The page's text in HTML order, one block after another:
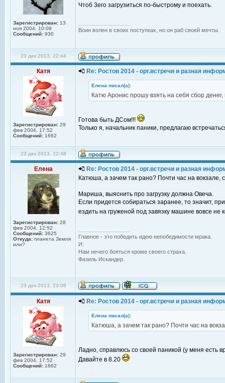
Зарегистрирован: 13
ноя 2004, 10:09
Сообщений: 930
Чтоб 3его загрузиться по-быстрому и поехать.
Воин волен в своих поступках, но он раб своей мечты.
23 дек 2013, 22:44
Катя
Зарегистрирован: 29
фев 2004, 17:52
Сообщений: 1662
Re: Ростов 2014 - орг.встречи и разная
Елена писал(а):
Катю Аронис прошу взять на себя сбор денег,
Готова быть ДСом!!!
Только я, начальник паники, предлагаю
23 дек 2013, 22:48
Елена
Зарегистрирован: 28
фев 2004, 12:52
Сообщений: 3625
Откуда: планета Земля
или?
Re: Ростов 2014 - орг.встречи и разная
Катюша, а зачем так рано? Почти час на вокзале,
Мариша, выяснить про загрузку должна Овеча.
Если придется собираться заранее, то значит,
ездить на груженой под завязку машине вовсе не
Главное - это победить идею непобедимости мрака.
И:
Нам нечего бояться кроме своего страха.
Фазиль Искандер.
23 дек 2013, 23:08
Катя
Зарегистрирован: 29
фев 2004, 17:52
Сообщений: 1662
Re: Ростов 2014 - орг.встречи и разная
Елена писал(а):
Катюша, а зачем так рано? Почти час на
Ладно, справлюсь со своей паникой (у меня есть
Давайте в 8.20